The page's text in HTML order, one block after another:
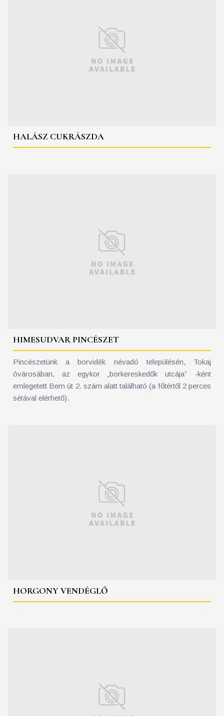
HALÁSZ CUKRÁSZDA
HIMESUDVAR PINCÉSZET
Pincészetünk a borvidék névadó településén, Tokaj
óvárosában, az egykor „borkereskedők utcája” -ként
emlegetett Bem út 2. szám alatt található (a főtértől 2 perces
sétával elérhető).
HORGONY VENDÉGLŐ